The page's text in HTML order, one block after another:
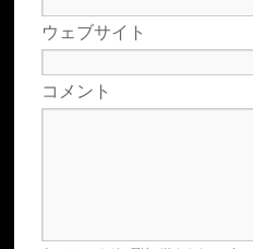
ウェブサイト
コメント